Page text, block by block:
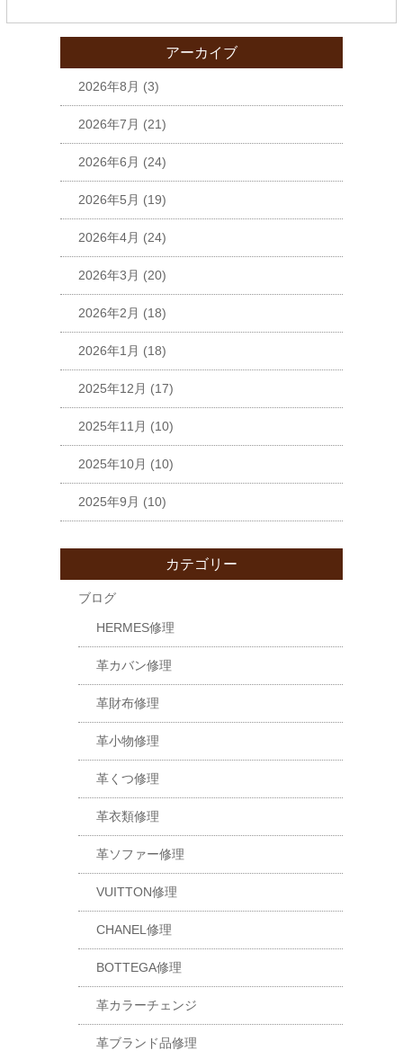
アーカイブ
2026年8月 (3)
2026年7月 (21)
2026年6月 (24)
2026年5月 (19)
2026年4月 (24)
2026年3月 (20)
2026年2月 (18)
2026年1月 (18)
2025年12月 (17)
2025年11月 (10)
2025年10月 (10)
2025年9月 (10)
カテゴリー
ブログ
HERMES修理
革カバン修理
革財布修理
革小物修理
革くつ修理
革衣類修理
革ソファー修理
VUITTON修理
CHANEL修理
BOTTEGA修理
革カラーチェンジ
革ブランド品修理